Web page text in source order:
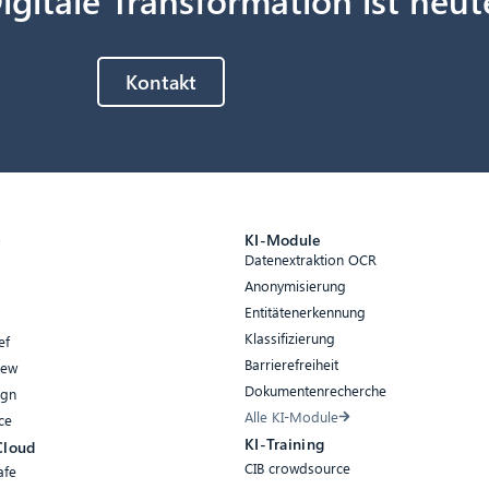
Kontakt
KI-Module
Datenextraktion OCR
Anonymisierung
Entitätenerkennung
Klassifizierung
Barrierefreiheit
Dokumentenrecherche
Alle KI-Module
KI-Training
CIB crowdsource